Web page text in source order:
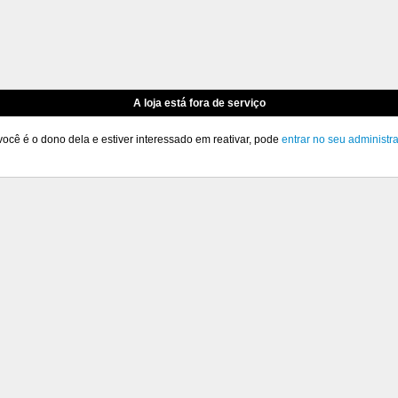
A loja está fora de serviço
é o dono dela e estiver interessado em reativar, pode entrar no seu